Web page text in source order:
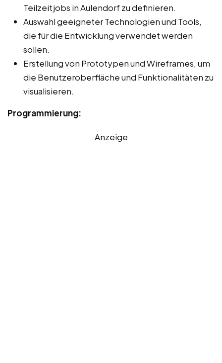
Teilzeitjobs in Aulendorf zu definieren.
Auswahl geeigneter Technologien und Tools,
die für die Entwicklung verwendet werden
sollen.
Erstellung von Prototypen und Wireframes, um
die Benutzeroberfläche und Funktionalitäten zu
visualisieren.
Programmierung:
Anzeige